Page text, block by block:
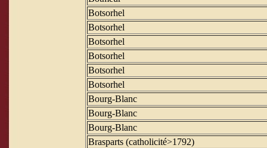
Botsorhel
Botsorhel
Botsorhel
Botsorhel
Botsorhel
Botsorhel
Bourg-Blanc
Bourg-Blanc
Bourg-Blanc
Brasparts (catholicité>1792)